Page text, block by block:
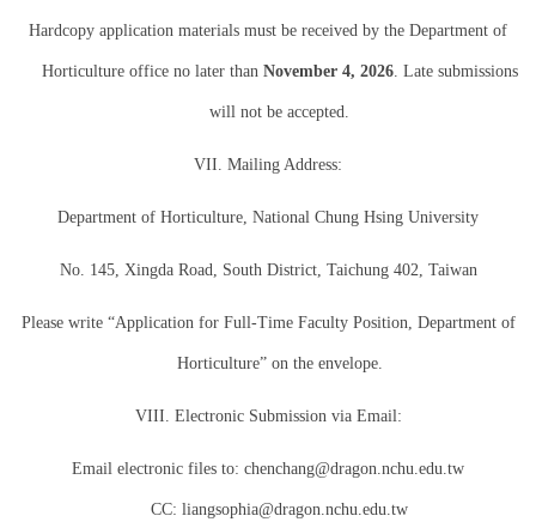
Hardcopy application materials must be received by the Department of
Horticulture office no later than November 4, 2026. Late submissions
will not be accepted.
VII. Mailing Address:
Department of Horticulture, National Chung Hsing University
No. 145, Xingda Road, South District, Taichung 402, Taiwan
Please write “Application for Full-Time Faculty Position, Department of
Horticulture” on the envelope.
VIII. Electronic Submission via Email:
Email electronic files to: chenchang@dragon.nchu.edu.tw
CC: liangsophia@dragon.nchu.edu.tw